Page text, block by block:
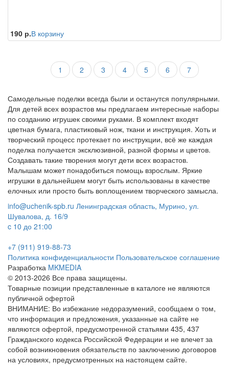
190 р.В корзину
1 2 3 4 5 6 7
Самодельные поделки всегда были и останутся популярными.
Для детей всех возрастов мы предлагаем интересные наборы
по созданию игрушек своими руками. В комплект входят
цветная бумага, пластиковый нож, ткани и инструкция. Хоть и
творческий процесс протекает по инструкции, всё же каждая
поделка получается эксклюзивной, разной формы и цветов.
Создавать такие творения могут дети всех возрастов.
Малышам может понадобиться помощь взрослым. Яркие
игрушки в дальнейшем могут быть использованы в качестве
елочных или просто быть воплощением творческого замысла.
info@uchenik-spb.ru Ленинградская область, Мурино, ул.
Шувалова, д. 16/9
c 10 до 21:00
+7 (911) 919-88-73
Политика конфиденциальности Пользовательское соглашение
Разработка MKMEDIA
© 2013-2026 Все права защищены.
Товарные позиции представленные в каталоге не являются
публичной офертой
ВНИМАНИЕ: Во избежание недоразумений, сообщаем о том,
что информация и предложения, указанные на сайте не
являются офертой, предусмотренной статьями 435, 437
Гражданского кодекса Российской Федерации и не влечет за
собой возникновения обязательств по заключению договоров
на условиях, предусмотренных на настоящем сайте.